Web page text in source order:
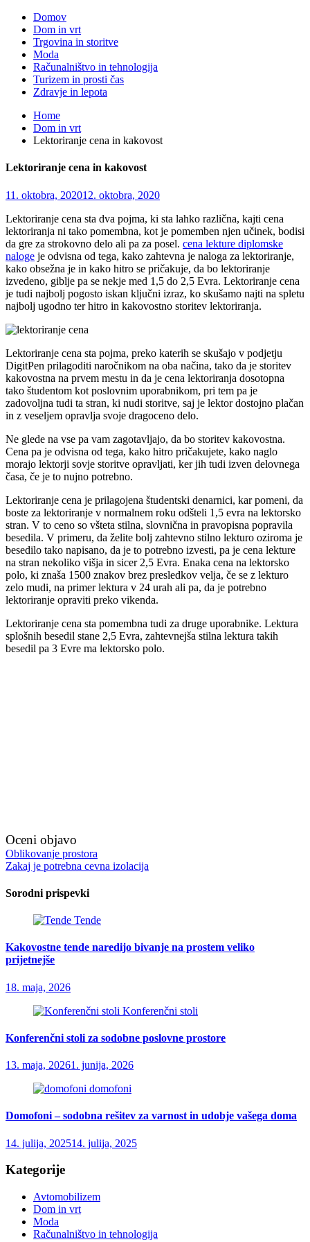
Domov
Dom in vrt
Trgovina in storitve
Moda
Računalništvo in tehnologija
Turizem in prosti čas
Zdravje in lepota
Home
Dom in vrt
Lektoriranje cena in kakovost
Lektoriranje cena in kakovost
11. oktobra, 202012. oktobra, 2020
Lektoriranje cena sta dva pojma, ki sta lahko različna, kajti cena
lektoriranja ni tako pomembna, kot je pomemben njen učinek, bodisi
da gre za strokovno delo ali pa za posel. cena lekture diplomske
naloge je odvisna od tega, kako zahtevna je naloga za lektoriranje,
kako obsežna je in kako hitro se pričakuje, da bo lektoriranje
izvedeno, giblje pa se nekje med 1,5 do 2,5 Evra. Lektoriranje cena
je tudi najbolj pogosto iskan ključni izraz, ko skušamo najti na spletu
najbolj ugodno ter hitro in kakovostno storitev lektoriranja.
Lektoriranje cena sta pojma, preko katerih se skušajo v podjetju
DigitPen prilagoditi naročnikom na oba načina, tako da je storitev
kakovostna na prvem mestu in da je cena lektoriranja dosotopna
tako študentom kot poslovnim uporabnikom, pri tem pa je
zadovoljna tudi ta stran, ki nudi storitve, saj je lektor dostojno plačan
in z veseljem opravlja svoje dragoceno delo.
Ne glede na vse pa vam zagotavljajo, da bo storitev kakovostna.
Cena pa je odvisna od tega, kako hitro pričakujete, kako naglo
morajo lektorji sovje storitve opravljati, ker jih tudi izven delovnega
časa, če je to nujno potrebno.
Lektoriranje cena je prilagojena študentski denarnici, kar pomeni, da
boste za lektoriranje v normalnem roku odšteli 1,5 evra na lektorsko
stran. V to ceno so všteta stilna, slovnična in pravopisna popravila
besedila. V primeru, da želite bolj zahtevno stilno lekturo oziroma je
besedilo tako napisano, da je to potrebno izvesti, pa je cena lekture
na stran nekoliko višja in sicer 2,5 Evra. Enaka cena na lektorsko
polo, ki znaša 1500 znakov brez presledkov velja, če se z lekturo
zelo mudi, na primer lektura v 24 urah ali pa, da je potrebno
lektoriranje opraviti preko vikenda.
Lektoriranje cena sta pomembna tudi za druge uporabnike. Lektura
splošnih besedil stane 2,5 Evra, zahtevnejša stilna lektura takih
besedil pa 3 Evre ma lektorsko polo.
Oceni objavo
Navigacija
prispevka
Oblikovanje prostora
Zakaj je potrebna cevna izolacija
Sorodni prispevki
Tende
Kakovostne tende naredijo bivanje na prostem veliko
prijetnejše
18. maja, 2026
Konferenčni stoli
Konferenčni stoli za sodobne poslovne prostore
13. maja, 20261. junija, 2026
domofoni
Domofoni – sodobna rešitev za varnost in udobje vašega doma
14. julija, 202514. julija, 2025
Kategorije
Avtomobilizem
Dom in vrt
Moda
Računalništvo in tehnologija